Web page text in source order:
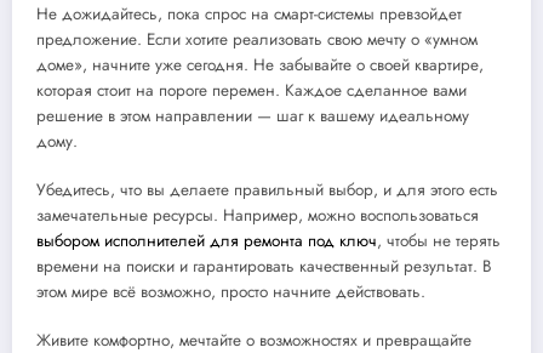
Не дожидайтесь, пока спрос на смарт-системы превзойдет
предложение. Если хотите реализовать свою мечту о «умном
доме», начните уже сегодня. Не забывайте о своей квартире,
которая стоит на пороге перемен. Каждое сделанное вами
решение в этом направлении — шаг к вашему идеальному
дому.
Убедитесь, что вы делаете правильный выбор, и для этого есть
замечательные ресурсы. Например, можно воспользоваться
выбором исполнителей для ремонта под ключ, чтобы не терять
времени на поиски и гарантировать качественный результат. В
этом мире всё возможно, просто начните действовать.
Живите комфортно, мечтайте о возможностях и превращайте